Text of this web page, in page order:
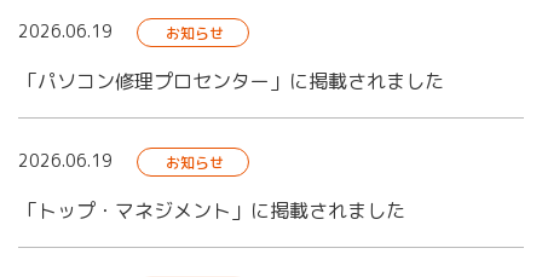
2026.06.19 お知らせ
「パソコン修理プロセンター」に掲載されました
2026.06.19 お知らせ
「トップ・マネジメント」に掲載されました